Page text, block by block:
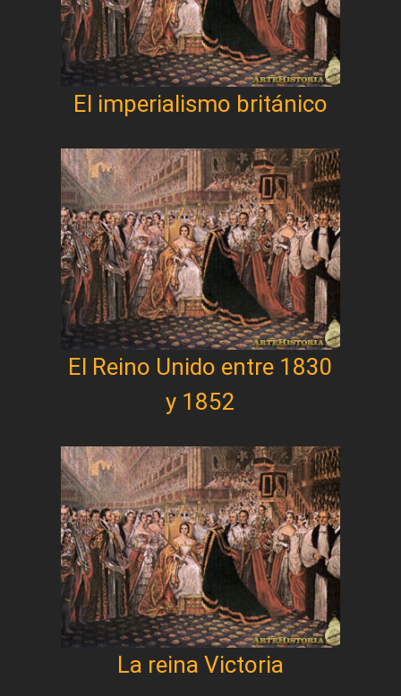
El imperialismo británico
El Reino Unido entre 1830
y 1852
La reina Victoria